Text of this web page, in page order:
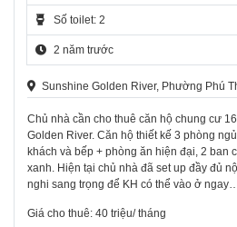
Số toilet: 2
2 năm trước
Sunshine Golden River, Phường Phú
Chủ nhà cần cho thuê căn hộ chung cư
Golden River. Căn hộ thiết kế 3 phòng
khách và bếp + phòng ăn hiện đại, 2 ban
xanh. Hiện tại chủ nhà đã set up đầy đủ
nghi sang trọng để KH có thể vào ở
Giá cho thuê: 40 triệu/ tháng